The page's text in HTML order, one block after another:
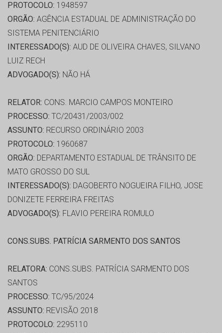
PROTOCOLO: 1948597
ORGÃO: AGÊNCIA ESTADUAL DE ADMINISTRAÇÃO DO
SISTEMA PENITENCIÁRIO
INTERESSADO(S): AUD DE OLIVEIRA CHAVES, SILVANO
LUIZ RECH
ADVOGADO(S): NÃO HÁ
RELATOR: CONS. MARCIO CAMPOS MONTEIRO
PROCESSO: TC/20431/2003/002
ASSUNTO: RECURSO ORDINÁRIO 2003
PROTOCOLO: 1960687
ORGÃO: DEPARTAMENTO ESTADUAL DE TRÂNSITO DE
MATO GROSSO DO SUL
INTERESSADO(S): DAGOBERTO NOGUEIRA FILHO, JOSE
DONIZETE FERREIRA FREITAS
ADVOGADO(S): FLAVIO PEREIRA ROMULO
CONS.SUBS. PATRÍCIA SARMENTO DOS SANTOS
RELATORA: CONS.SUBS. PATRÍCIA SARMENTO DOS
SANTOS
PROCESSO: TC/95/2024
ASSUNTO: REVISÃO 2018
PROTOCOLO: 2295110